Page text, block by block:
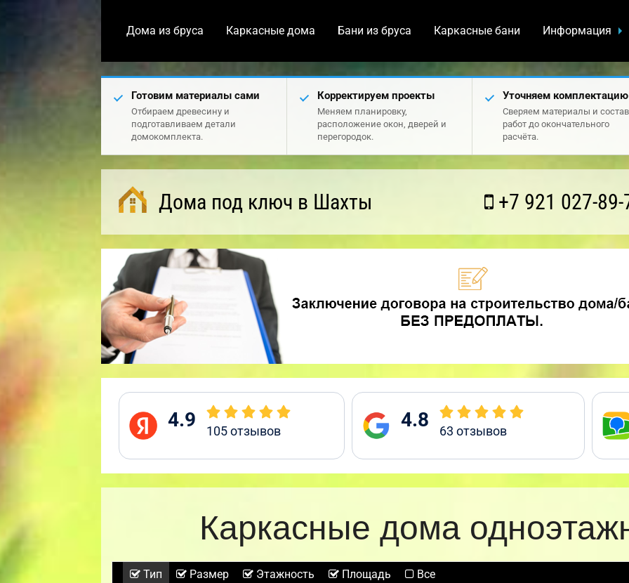
Дома из бруса Каркасные дома Бани из бруса Каркасные бани Информация
Готовим материалы сами
Отбираем древесину и
подготавливаем детали
домокомплекта.
Корректируем проекты
Меняем планировку,
расположение окон, дверей и
перегородок.
Уточняем комплектацию
Сверяем материалы и состав
работ до окончательного
расчёта.
Дома под ключ в Шахты +7 921 027-89-
4.9 105отзывов 4.8 63 отзывов
Каркасные дома
Тип Размер Этажность Площадь Все